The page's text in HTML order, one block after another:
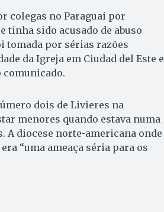
colegas no Paraguai por
tinha sido acusado de abuso
tomada por sérias razões
da Igreja em Ciudad del Este e
comunicado.
dois de Livieres na
menores quando estava numa
A diocese norte-americana onde
“uma ameaça séria para os